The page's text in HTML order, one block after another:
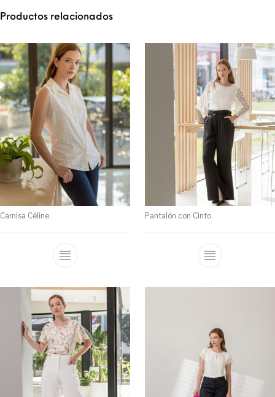
Productos relacionados
Camisa Céline. Pantalón con Cinto.